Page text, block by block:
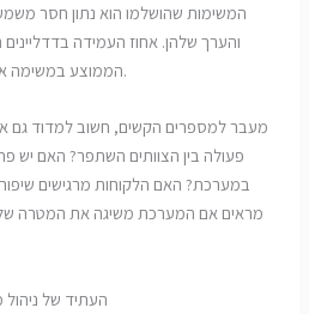
המשימות שהושלמו הוא נתון חסר
והערך שלהן. אחוז העמידה
הממוצע במשימה אומר הרבה על היעילות הארגונית.
מעבר למספרים הקשים, חשוב למדוד
פעולה בין הצוותים השתפר? האם יש
במערכת? האם הלקוחות מרגישים
מראים אם המערכת משיגה את המטרה
העתיד של ניהול